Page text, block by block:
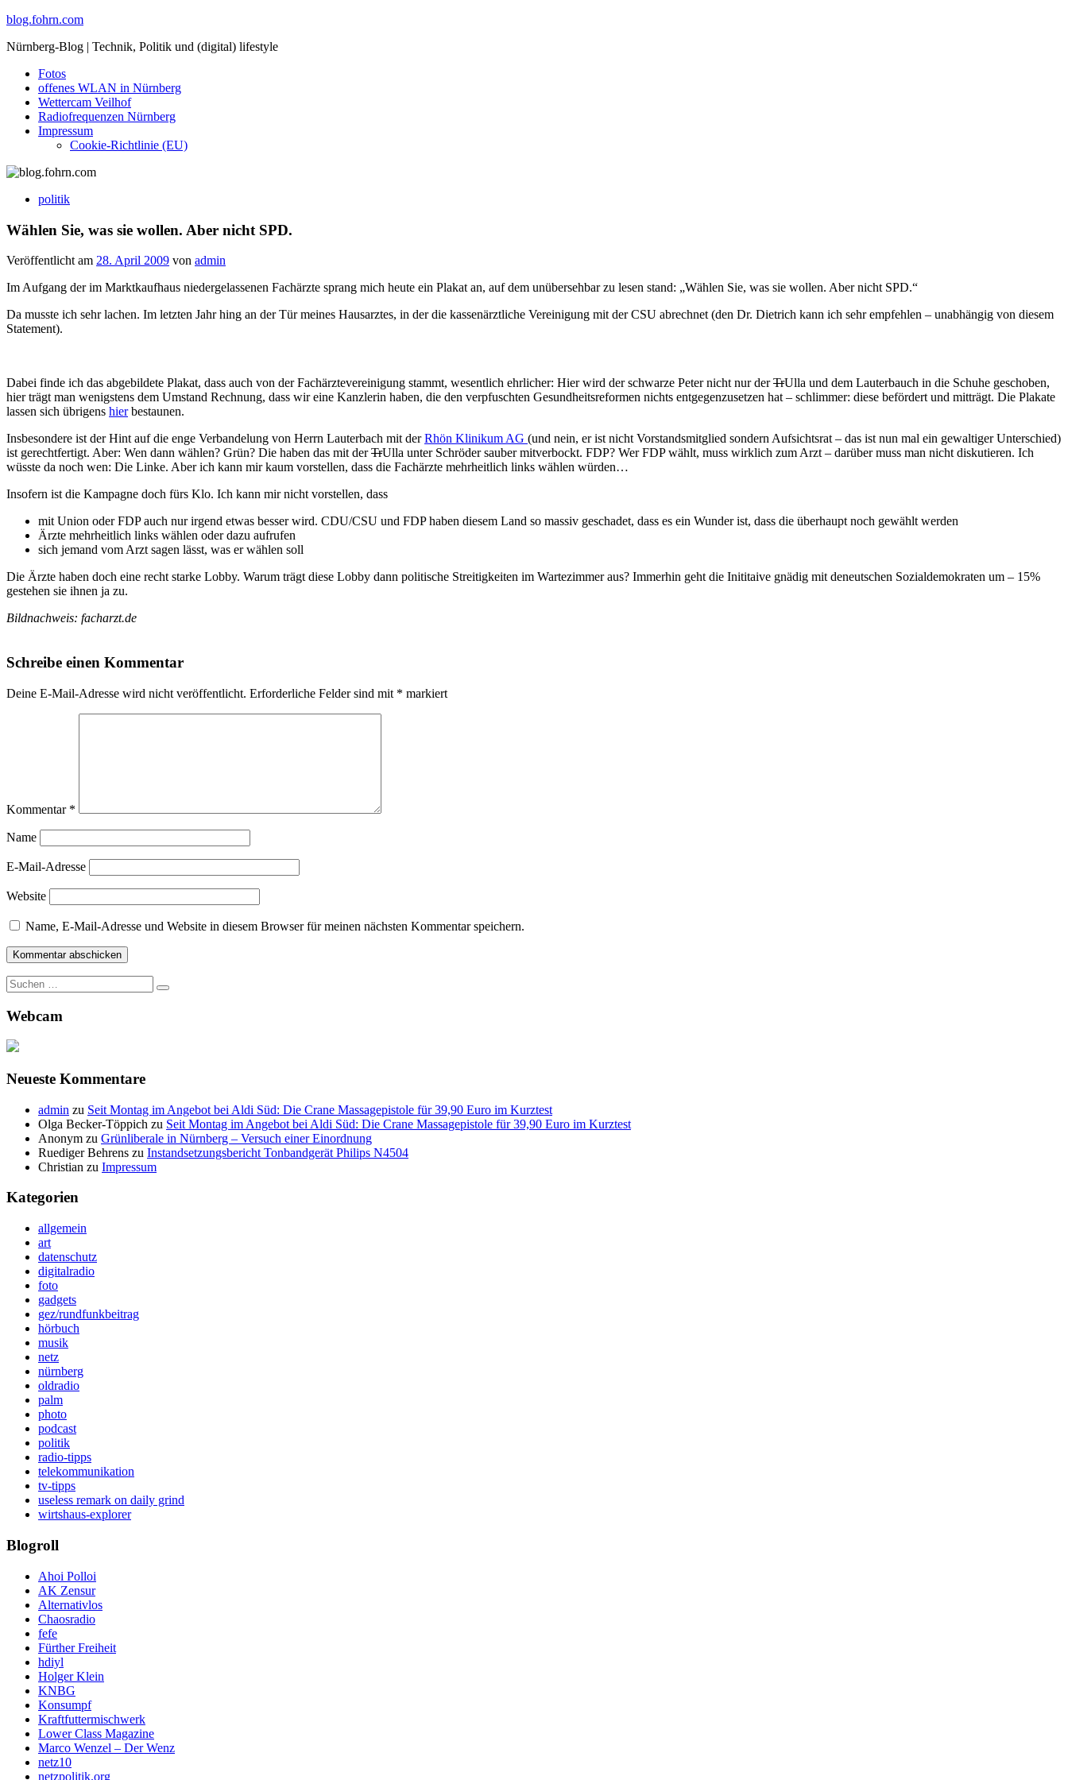
Skip
content
blog.fohrn.com
Nürnberg-Blog | Technik, Politik und (digital) lifestyle
Fotos
offenes WLAN in Nürnberg
Wettercam Veilhof
Radiofrequenzen Nürnberg
Impressum
Cookie-Richtlinie (EU)
politik
Wählen Sie, was sie wollen. Aber nicht SPD.
Veröffentlicht am 28. April 2009 von admin
Im Aufgang der im Marktkaufhaus niedergelassenen Fachärzte sprang mich heute ein Plakat an, auf dem unübersehbar zu lesen stand: „Wählen Sie, was sie wollen. Aber nicht SPD.“
Da musste ich sehr lachen. Im letzten Jahr hing an der Tür meines Hausarztes, in der die kassenärztliche Vereinigung mit der CSU abrechnet (den Dr. Dietrich kann ich sehr empfehlen – unabhängig von diesem
Statement).
Dabei finde ich das abgebildete Plakat, dass auch von der Fachärztevereinigung stammt, wesentlich ehrlicher: Hier wird der schwarze Peter nicht nur derTrUlla und dem Lauterbauch in die Schuhe geschoben,
hier trägt man wenigstens dem Umstand Rechnung, dass wir eine Kanzlerin haben, die den verpfuschten Gesundheitsreformen nichts entgegenzusetzen hat – schlimmer: diese befördert und mitträgt. Die Plakate
lassen sich übrigens hierbestaunen.
Insbesondere ist der Hint auf die enge Verbandelung von Herrn Lauterbach mit derRhön Klinikum AG (und nein, er ist nicht Vorstandsmitglied sondern Aufsichtsrat – das ist nun mal ein gewaltiger Unterschied)
ist gerechtfertigt. Aber: Wen dann wählen? Grün? Die haben das mit derTrUlla unter Schröder sauber mitverbockt. FDP? Wer FDP wählt, muss wirklich zum Arzt – darüber muss man nicht diskutieren. Ich
wüsste da noch wen: Die Linke. Aber ich kann mir kaum vorstellen, dass die Fachärzte mehrheitlich links wählen würden…
Insofern ist die Kampagne doch fürs Klo. Ich kann mir nicht vorstellen, dass
mit Union oder FDP auch nur irgend etwas besser wird. CDU/CSU und FDP haben diesem Land so massiv geschadet, dass es ein Wunder ist, dass die überhaupt noch gewählt werden
Ärzte mehrheitlich links wählen oder dazu aufrufen
sich jemand vom Arzt sagen lässt, was er wählen soll
Die Ärzte haben doch eine recht starke Lobby. Warum trägt diese Lobby dann politische Streitigkeiten im Wartezimmer aus? Immerhin geht die Inititaive gnädig mit deneutschen Sozialdemokraten um – 15%
gestehen sie ihnen ja zu.
Bildnachweis: facharzt.de
Schreibe einen Kommentar
Deine E-Mail-Adresse wird nicht veröffentlicht. Erforderliche Felder sind mit * markiert
Kommentar *
Name
E-Mail-Adresse
Website
Name, E-Mail-Adresse und Website in diesem Browser für meinen nächsten Kommentar speichern.
Suche
nach:
Webcam
Neueste Kommentare
admin zu Seit Montag im Angebot bei Aldi Süd: Die Crane Massagepistole für 39,90 Euro im Kurztest
Olga Becker-Töppich zu Seit Montag im Angebot bei Aldi Süd: Die Crane Massagepistole für 39,90 Euro im Kurztest
Anonym zu Grünliberale in Nürnberg – Versuch einer Einordnung
Ruediger Behrens zu Instandsetzungsbericht Tonbandgerät Philips N4504
Christian zu Impressum
Kategorien
allgemein
art
datenschutz
digitalradio
foto
gadgets
gez/rundfunkbeitrag
hörbuch
musik
netz
nürnberg
oldradio
palm
photo
podcast
politik
radio-tipps
telekommunikation
tv-tipps
useless remark on daily grind
wirtshaus-explorer
Blogroll
Ahoi Polloi
AK Zensur
Alternativlos
Chaosradio
fefe
Fürther Freiheit
hdiyl
Holger Klein
KNBG
Konsumpf
Kraftfuttermischwerk
Lower Class Magazine
Marco Wenzel – Der Wenz
netz10
netzpolitik.org